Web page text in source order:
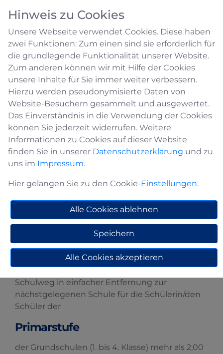
Schülerbeförderung
Die Übernahme von Schülerfahrkosten durch
die Stadt Medebach erfolgt nach den
Maßgaben der Verordnung zur Ausführung des
§ 97 Abs. 4 Schulgesetz
(Schülerfahrkostenverordnung). Danach obliegt
der Stadt Medebach als Schulträger zwar keine
Pflicht zur Beförderung, wohl aber zur
Übernahme der Kosten, die für die
wirtschaftlichste Beförderung von Schülerinnen
und Schülern notwendig entstehen.
Ein Anspruch auf Übernahme der
Schülerfahrkosten durch den Schulträger
besteht in der Regel, wenn der kürzeste
Schulweg in einfacher Entfernung zur
nächstgelegenen Schule für die Schülerin/den
Schüler der
Primarstufe
der Grundschulen (1. bis 4. Klasse) mehr als 2,00
Hinweis zu Cookies
Unsere Webseite verwendet Cookies. Diese haben
zwei Funktionen: Zum einen sind sie erforderlich für
die grundlegende Funktionalität unserer Website.
Zum anderen können wir mit Hilfe der Cookies
unsere Inhalte für Sie immer weiter verbessern.
Hierzu werden pseudonymisierte Daten von
Website-Besuchern gesammelt und ausgewertet.
Das Einverständnis in die Verwendung der Cookies
können Sie jederzeit widerrufen. Weitere
Informationen zu Cookies auf dieser Website
finden Sie in unserer Datenschutzerklärung und zu
uns im Impressum.
Hier gelangen Sie zu den Cookie-Einstellungen.
Alle Cookies ablehnen
Speichern
Alle Cookies akzeptieren